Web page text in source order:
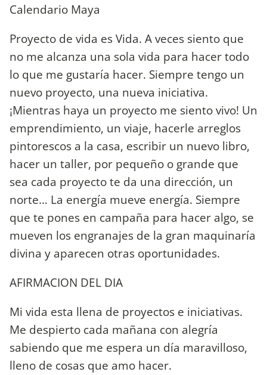
Calendario Maya
Proyecto de vida es Vida. A veces siento que
no me alcanza una sola vida para hacer todo
lo que me gustaría hacer. Siempre tengo un
nuevo proyecto, una nueva iniciativa.
¡Mientras haya un proyecto me siento vivo! Un
emprendimiento, un viaje, hacerle arreglos
pintorescos a la casa, escribir un nuevo libro,
hacer un taller, por pequeño o grande que
sea cada proyecto te da una dirección, un
norte… La energía mueve energía. Siempre
que te pones en campaña para hacer algo, se
mueven los engranajes de la gran maquinaría
divina y aparecen otras oportunidades.
AFIRMACION DEL DIA
Mi vida esta llena de proyectos e iniciativas.
Me despierto cada mañana con alegría
sabiendo que me espera un día maravilloso,
lleno de cosas que amo hacer.